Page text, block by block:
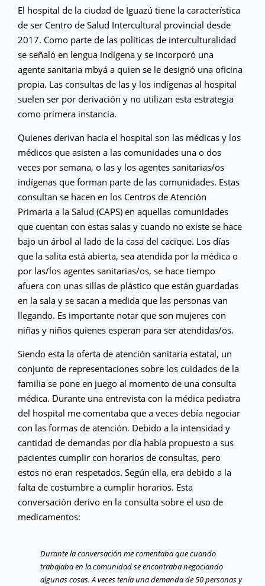
El hospital de la ciudad de Iguazú tiene la característica
de ser Centro de Salud Intercultural provincial desde
2017. Como parte de las políticas de interculturalidad
se señaló en lengua indígena y se incorporó una
agente sanitaria mbyá a quien se le designó una oficina
propia. Las consultas de las y los indígenas al hospital
suelen ser por derivación y no utilizan esta estrategia
como primera instancia.
Quienes derivan hacia el hospital son las médicas y los
médicos que asisten a las comunidades una o dos
veces por semana, o las y los agentes sanitarias/os
indígenas que forman parte de las comunidades. Estas
consultan se hacen en los Centros de Atención
Primaria a la Salud (CAPS) en aquellas comunidades
que cuentan con estas salas y cuando no existe se hace
bajo un árbol al lado de la casa del cacique. Los días
que la salita está abierta, sea atendida por la médica o
por las/los agentes sanitarias/os, se hace tiempo
afuera con unas sillas de plástico que están guardadas
en la sala y se sacan a medida que las personas van
llegando. Es importante notar que son mujeres con
niñas y niños quienes esperan para ser atendidas/os.
Siendo esta la oferta de atención sanitaria estatal, un
conjunto de representaciones sobre los cuidados de la
familia se pone en juego al momento de una consulta
médica. Durante una entrevista con la médica pediatra
del hospital me comentaba que a veces debía negociar
con las formas de atención. Debido a la intensidad y
cantidad de demandas por día había propuesto a sus
pacientes cumplir con horarios de consultas, pero
estos no eran respetados. Según ella, era debido a la
falta de costumbre a cumplir horarios. Esta
conversación derivo en la consulta sobre el uso de
medicamentos:
Durante la conversación me comentaba que cuando
trabajaba en la comunidad se encontraba negociando
algunas cosas. A veces tenía una demanda de 50 personas y